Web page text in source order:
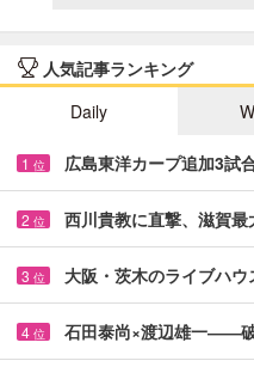
人気記事ランキング
Daily
1 位 広島東洋カープ追加3
2 位 西川貴教に直撃、滋賀
3 位 大阪・茨木のライブハ
4 位 石田泰尚×渡辺雄一――